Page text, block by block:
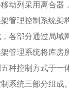
动列采用离合器
管理控制系统架
各部分通过局域
管理系统将库房
种控制方式于一
系统三部分组成